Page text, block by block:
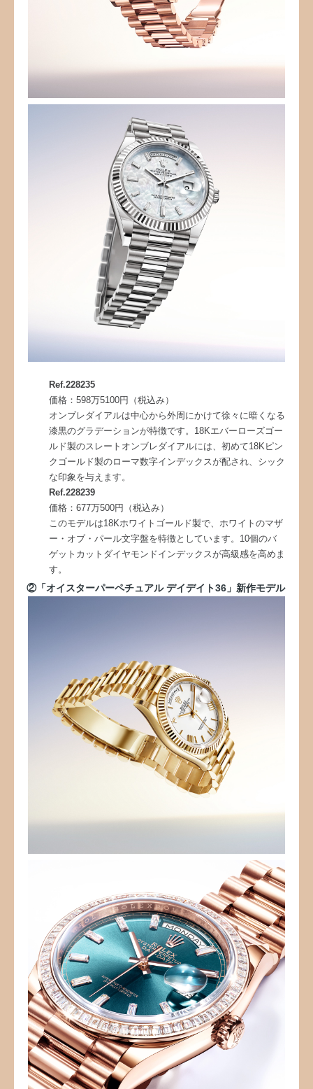
Ref.228235
価格：598万5100円（税込み）
オンブレダイアルは中心から外周にかけて徐々に暗くなる
漆黒のグラデーションが特徴です。18Kエバーローズゴー
ルド製のスレートオンブレダイアルには、初めて18Kピン
クゴールド製のローマ数字インデックスが配され、シック
な印象を与えます。
Ref.228239
価格：677万500円（税込み）
このモデルは18Kホワイトゴールド製で、ホワイトのマザ
ー・オブ・パール文字盤を特徴としています。10個のバ
ゲットカットダイヤモンドインデックスが高級感を高めま
す。
②「オイスターパーペチュアル デイデイト36」新作モデル